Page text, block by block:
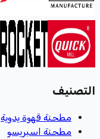
التصنيف
مطحنة قهوة يدوية
مطحنة اسبريسو